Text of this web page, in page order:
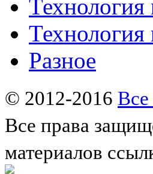
Технология
Разное
© 2012-2016 Все
Все права
материалов